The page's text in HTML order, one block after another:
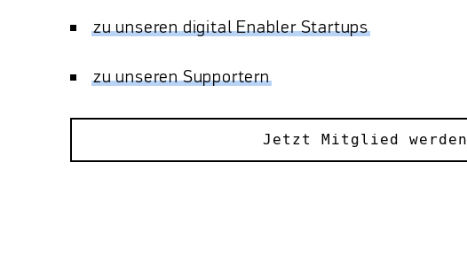
zu unseren digital Enabler Startups
zu unseren Supportern
Jetzt Mitglied werden